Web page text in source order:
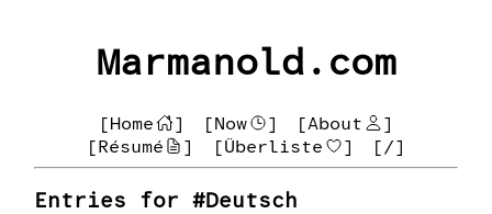
Marmanold.com
[Home ] [Now ] [About
]
[Résumé
] [Überliste ] [/]
Entries for #Deutsch